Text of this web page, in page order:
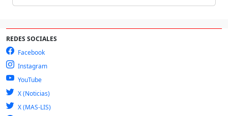
REDES SOCIALES
Facebook
Instagram
YouTube
X (Noticias)
X (MAS-LIS)